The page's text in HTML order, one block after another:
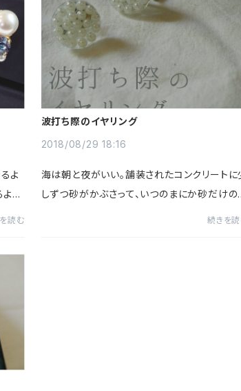
よ
う
読む
波打ち際のイヤリング
2018/08/29 18:16
海は朝と夜がいい。舗装されたコンクリートに
しずつ砂がかぶさって、いつのまにか砂だけの
続きを